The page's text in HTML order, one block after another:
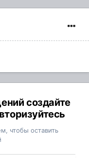
создайте
чтобы оставить